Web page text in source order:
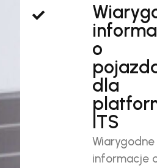
o
dla
ITS
Wiarygodne
informacje